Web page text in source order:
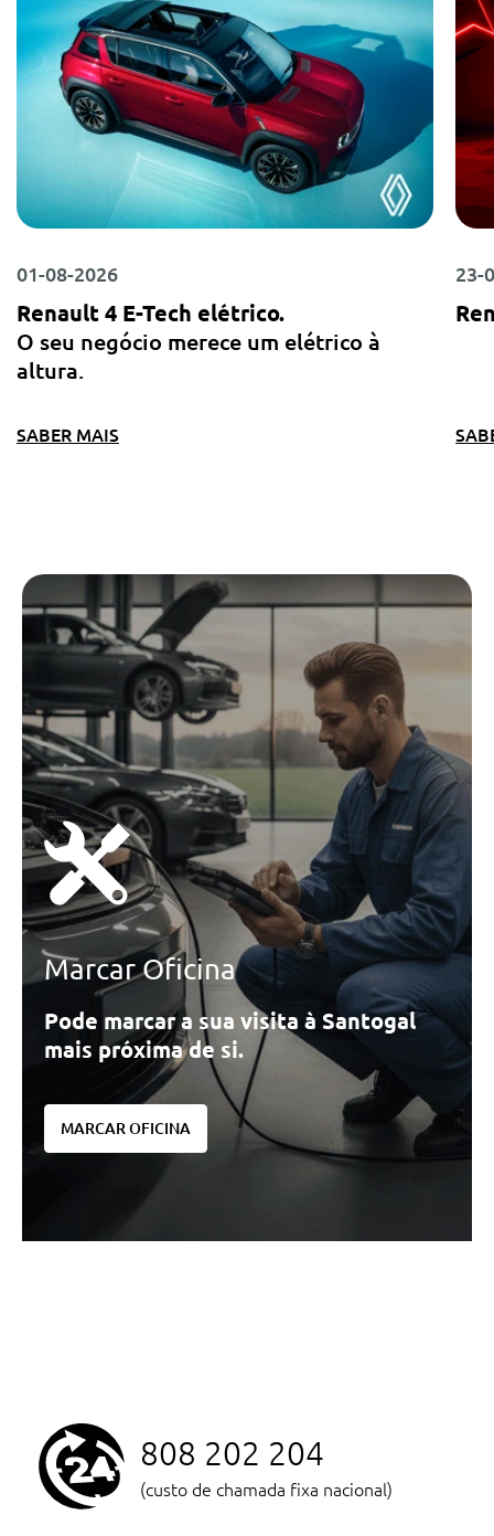
01-08-2026
Renault 4 E-Tech elétrico.
O seu negócio merece um elétrico à
altura.
SABER MAIS
23-
Marcar Oficina
Pode marcar a sua visita à Santogal
mais próxima de si.
MARCAR OFICINA
808 202 204
(custo de chamada fixa nacional)